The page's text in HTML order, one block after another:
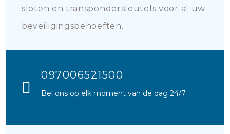
sloten en transpondersleutels voor al uw
beveiligingsbehoeften.
097006521500
Bel ons op elk moment van de dag 24/7